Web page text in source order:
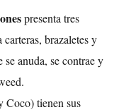
presenta tres
brazaletes y
anuda, se contrae y
Coco) tienen sus